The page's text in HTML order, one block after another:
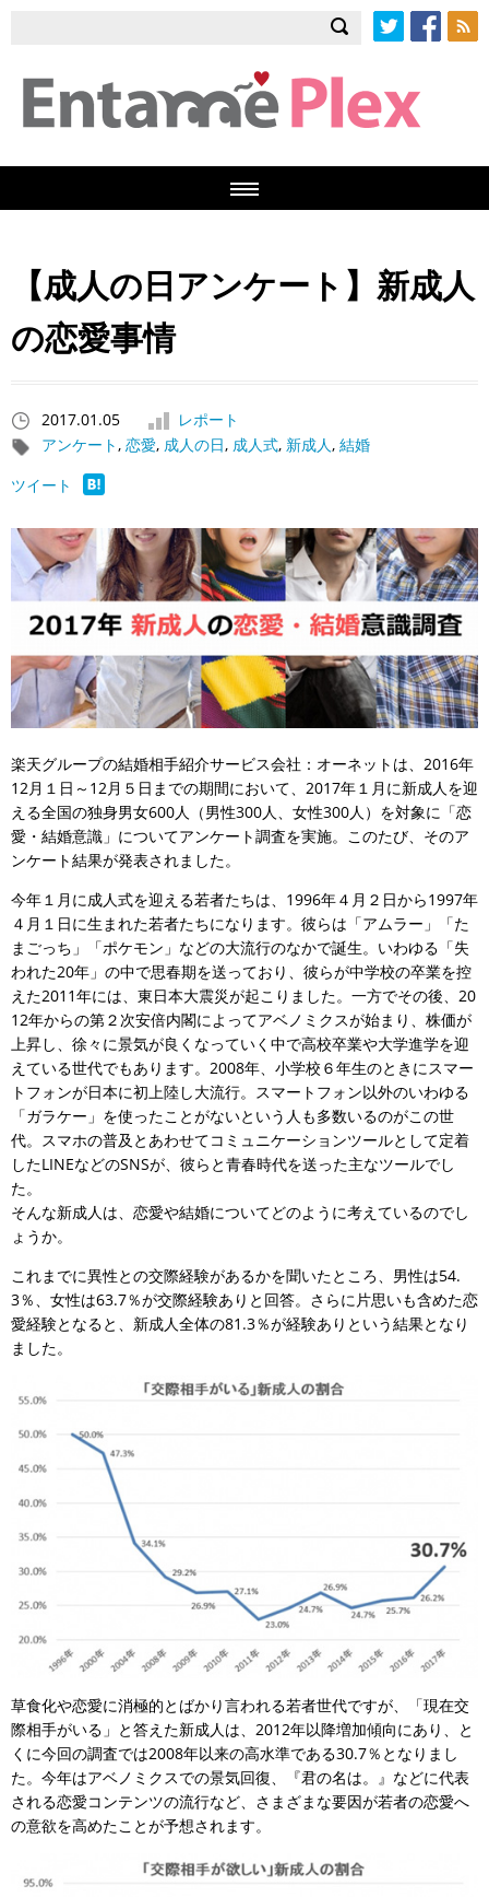
【成人の日アンケート】新成人
の恋愛事情
2017.01.05
レポート
アンケート, 恋愛, 成人の日, 成人式, 新成人, 結婚
ツイート
楽天グループの結婚相手紹介サービス会社：オーネットは、2016年
12月１日～12月５日までの期間において、2017年１月に新成人を迎
える全国の独身男女600人（男性300人、女性300人）を対象に「恋
愛・結婚意識」についてアンケート調査を実施。このたび、そのア
ンケート結果が発表されました。
今年１月に成人式を迎える若者たちは、1996年４月２日から1997年
４月１日に生まれた若者たちになります。彼らは「アムラー」「た
まごっち」「ポケモン」などの大流行のなかで誕生。いわゆる「失
われた20年」の中で思春期を送っており、彼らが中学校の卒業を控
えた2011年には、東日本大震災が起こりました。一方でその後、20
12年からの第２次安倍内閣によってアベノミクスが始まり、株価が
上昇し、徐々に景気が良くなっていく中で高校卒業や大学進学を迎
えている世代でもあります。2008年、小学校６年生のときにスマー
トフォンが日本に初上陸し大流行。スマートフォン以外のいわゆる
「ガラケー」を使ったことがないという人も多数いるのがこの世
代。スマホの普及とあわせてコミュニケーションツールとして定着
したLINEなどのSNSが、彼らと青春時代を送った主なツールでし
た。
そんな新成人は、恋愛や結婚についてどのように考えているのでし
ょうか。
これまでに異性との交際経験があるかを聞いたところ、男性は54.
3％、女性は63.7％が交際経験ありと回答。さらに片思いも含めた恋
愛経験となると、新成人全体の81.3％が経験ありという結果となり
ました。
草食化や恋愛に消極的とばかり言われる若者世代ですが、「現在交
際相手がいる」と答えた新成人は、2012年以降増加傾向にあり、と
くに今回の調査では2008年以来の高水準である30.7％となりまし
た。今年はアベノミクスでの景気回復、『君の名は。』などに代表
される恋愛コンテンツの流行など、さまざまな要因が若者の恋愛へ
の意欲を高めたことが予想されます。